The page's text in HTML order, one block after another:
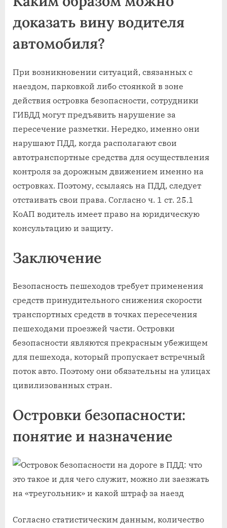
доказать вину водителя
автомобиля?
При возникновении ситуаций, связанных с
наездом, парковкой либо стоянкой в зоне
действия островка безопасности, сотрудники
ГИБДД могут предъявить нарушение за
пересечение разметки. Нередко, именно они
нарушают ПДД, когда располагают свои
автотранспортные средства для осуществления
контроля за дорожным движением именно на
островках. Поэтому, ссылаясь на ПДД, следует
отстаивать свои права. Согласно ч. 1 ст. 25.1
КоАП водитель имеет право на юридическую
консультацию и защиту.
Заключение
Безопасность пешеходов требует применения
средств принудительного снижения скорости
транспортных средств в точках пересечения
пешеходами проезжей части. Островки
безопасности являются прекрасным убежищем
для пешехода, который пропускает встречный
поток авто. Поэтому они обязательны на улицах
цивилизованных стран.
Островки безопасности:
понятие и назначение
Согласно статистическим данным, количество